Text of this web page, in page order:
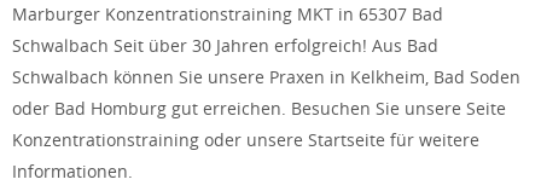
Marburger Konzentrationstraining MKT in 65307 Bad
Schwalbach Seit über 30 Jahren erfolgreich! Aus Bad
Schwalbach können Sie unsere Praxen in Kelkheim, Bad Soden
oder Bad Homburg gut erreichen. Besuchen Sie unsere Seite
Konzentrationstraining oder unsere Startseite für weitere
Informationen.